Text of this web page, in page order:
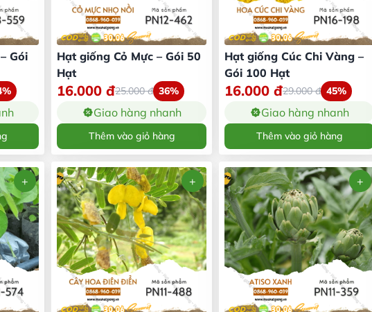
Gói
Hạt giống Cỏ Mực – Gói 50
Hạt
16.000 đ25.000đ 36%
Giao hàng nhanh
Thêm vào giỏ hàng
Hạt giống Cúc Chi Vàng –
Gói 100 Hạt
16.000 đ29.000đ 45%
Giao hàng nhanh
Thêm vào giỏ hàng